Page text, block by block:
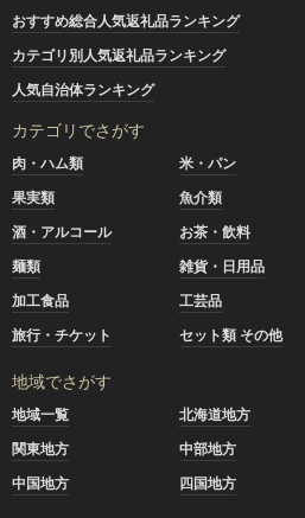
おすすめ総合人気返礼品ランキング
カテゴリ別人気返礼品ランキング
人気自治体ランキング
カテゴリでさがす
肉・ハム類 米・パン
果実類
魚介類
酒・アルコール
お茶・飲料
麺類
雑貨・日用品
加工食品
工芸品
旅行・チケット
セット類 その他
地域でさがす
地域一覧 北海道地方
関東地方
中部地方
中国地方
四国地方